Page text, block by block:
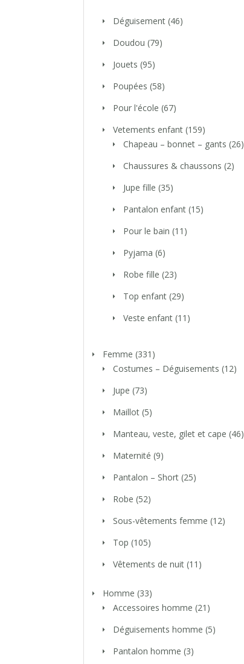
Déguisement (46)
Doudou (79)
Jouets (95)
Poupées (58)
Pour l'école (67)
Vetements enfant (159)
Chapeau – bonnet – gants (26)
Chaussures & chaussons (2)
Jupe fille (35)
Pantalon enfant (15)
Pour le bain (11)
Pyjama (6)
Robe fille (23)
Top enfant (29)
Veste enfant (11)
Femme (331)
Costumes – Déguisements (12)
Jupe (73)
Maillot (5)
Manteau, veste, gilet et cape (46)
Maternité (9)
Pantalon – Short (25)
Robe (52)
Sous-vêtements femme (12)
Top (105)
Vêtements de nuit (11)
Homme (33)
Accessoires homme (21)
Déguisements homme (5)
Pantalon homme (3)